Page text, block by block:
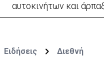
αυτοκινήτων και
Ειδήσεις Διεθνή